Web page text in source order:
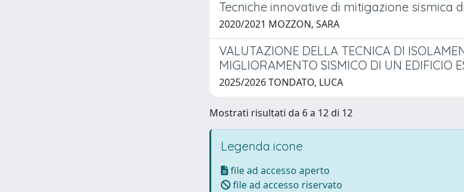
Tecniche innovative di mitigazione
2020/2021 MOZZON, SARA
VALUTAZIONE DELLA TECNICA DI
MIGLIORAMENTO SISMICO DI UN EDIFICIO
2025/2026 TONDATO, LUCA
Mostrati risultati da 6 a 12 di 12
Legenda icone
file ad accesso aperto
file ad accesso riservato